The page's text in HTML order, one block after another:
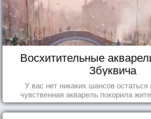
Восхитительные
Збуквича
У вас нет никаких шансов остаться
чувственная акварель покорила